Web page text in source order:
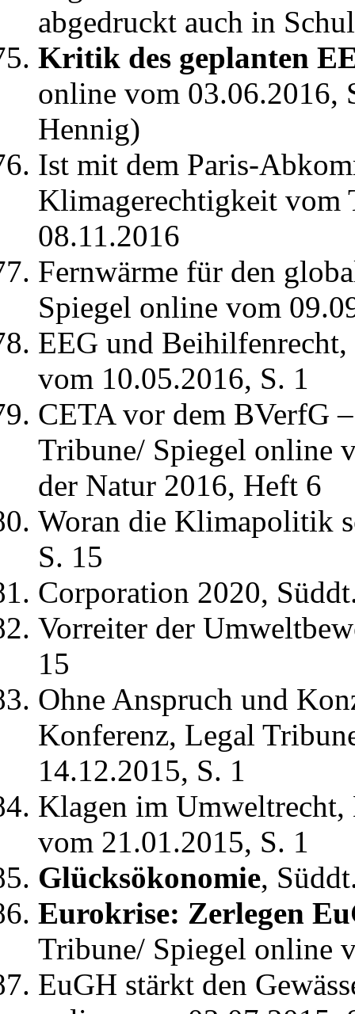
abgedruckt auch in
Kritik des geplanten
online vom 03.06.2016,
Hennig)
Ist mit dem Paris-
Klimagerechtigkeit vom
08.11.2016
Fernwärme für den
Spiegel online vom
EEG und
vom 10.05.2016, S. 1
CETA vor dem BVerfG
Tribune/ Spiegel online
der Natur 2016, Heft 6
Woran die Klimapolitik
S. 15
Corporation 2020,
Vorreiter der
15
Ohne Anspruch und
Konferenz, Legal
14.12.2015, S. 1
Klagen im
vom 21.01.2015, S. 1
Glücksökonomie,
Eurokrise: Zerlegen
Tribune/ Spiegel online
EuGH stärkt den